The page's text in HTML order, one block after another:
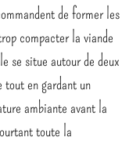
de former les
compacter la viande
se situe autour de deux
en gardant un
ambiante avant la
toute la